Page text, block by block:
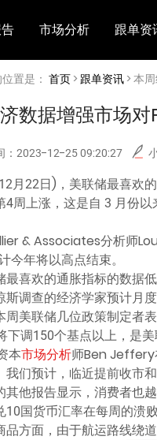
市场分析 跟单资
置是： 首页>跟单资讯> 本
数据增强市场
：2023-12-25 09:20:27
月22日)，美联储最喜欢
4周上涨，这是自 3 月份
& Associates分析师
今年将以高点结束。
最喜欢的通胀指标的数据
调查的经济学家预计月度
周美联储几位政策制定者
下调150个基点以上，是美
本市场分析师Ben Jeffery
我们预计，临近提前收市
其他报告显示，消费者也
10国货币汇率在每周的溃
品方面，由于航运路线绕